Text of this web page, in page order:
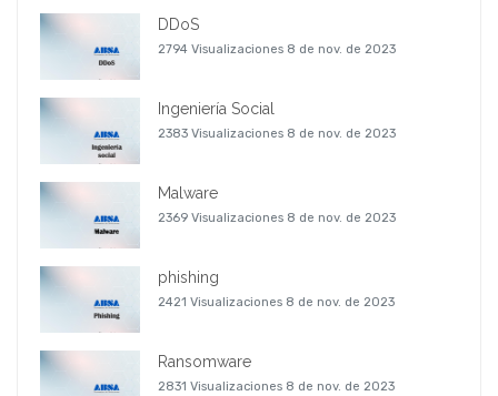
DDoS
2794 Visualizaciones 8 de nov. de 2023
Ingeniería Social
2383 Visualizaciones 8 de nov. de 2023
Malware
2369 Visualizaciones 8 de nov. de 2023
phishing
2421 Visualizaciones 8 de nov. de 2023
Ransomware
2831 Visualizaciones 8 de nov. de 2023